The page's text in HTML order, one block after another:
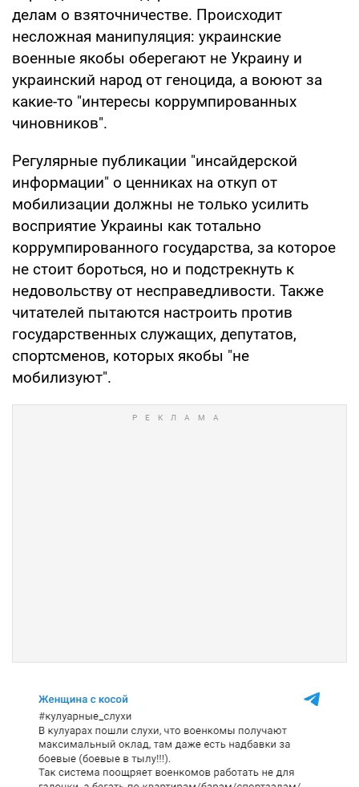
делам о взяточничестве. Происходит
несложная манипуляция: украинские
военные якобы оберегают не Украину и
украинский народ от геноцида, а воюют за
какие-то "интересы коррумпированных
чиновников".
Регулярные публикации "инсайдерской
информации" о ценниках на откуп от
мобилизации должны не только усилить
восприятие Украины как тотально
коррумпированного государства, за которое
не стоит бороться, но и подстрекнуть к
недовольству от несправедливости. Также
читателей пытаются настроить против
государственных служащих, депутатов,
спортсменов, которых якобы "не
мобилизуют".